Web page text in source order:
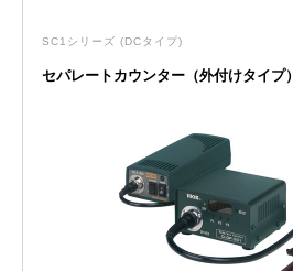
SC1シリーズ (DCタイプ)
セパレートカウンター（外付けタイプ）